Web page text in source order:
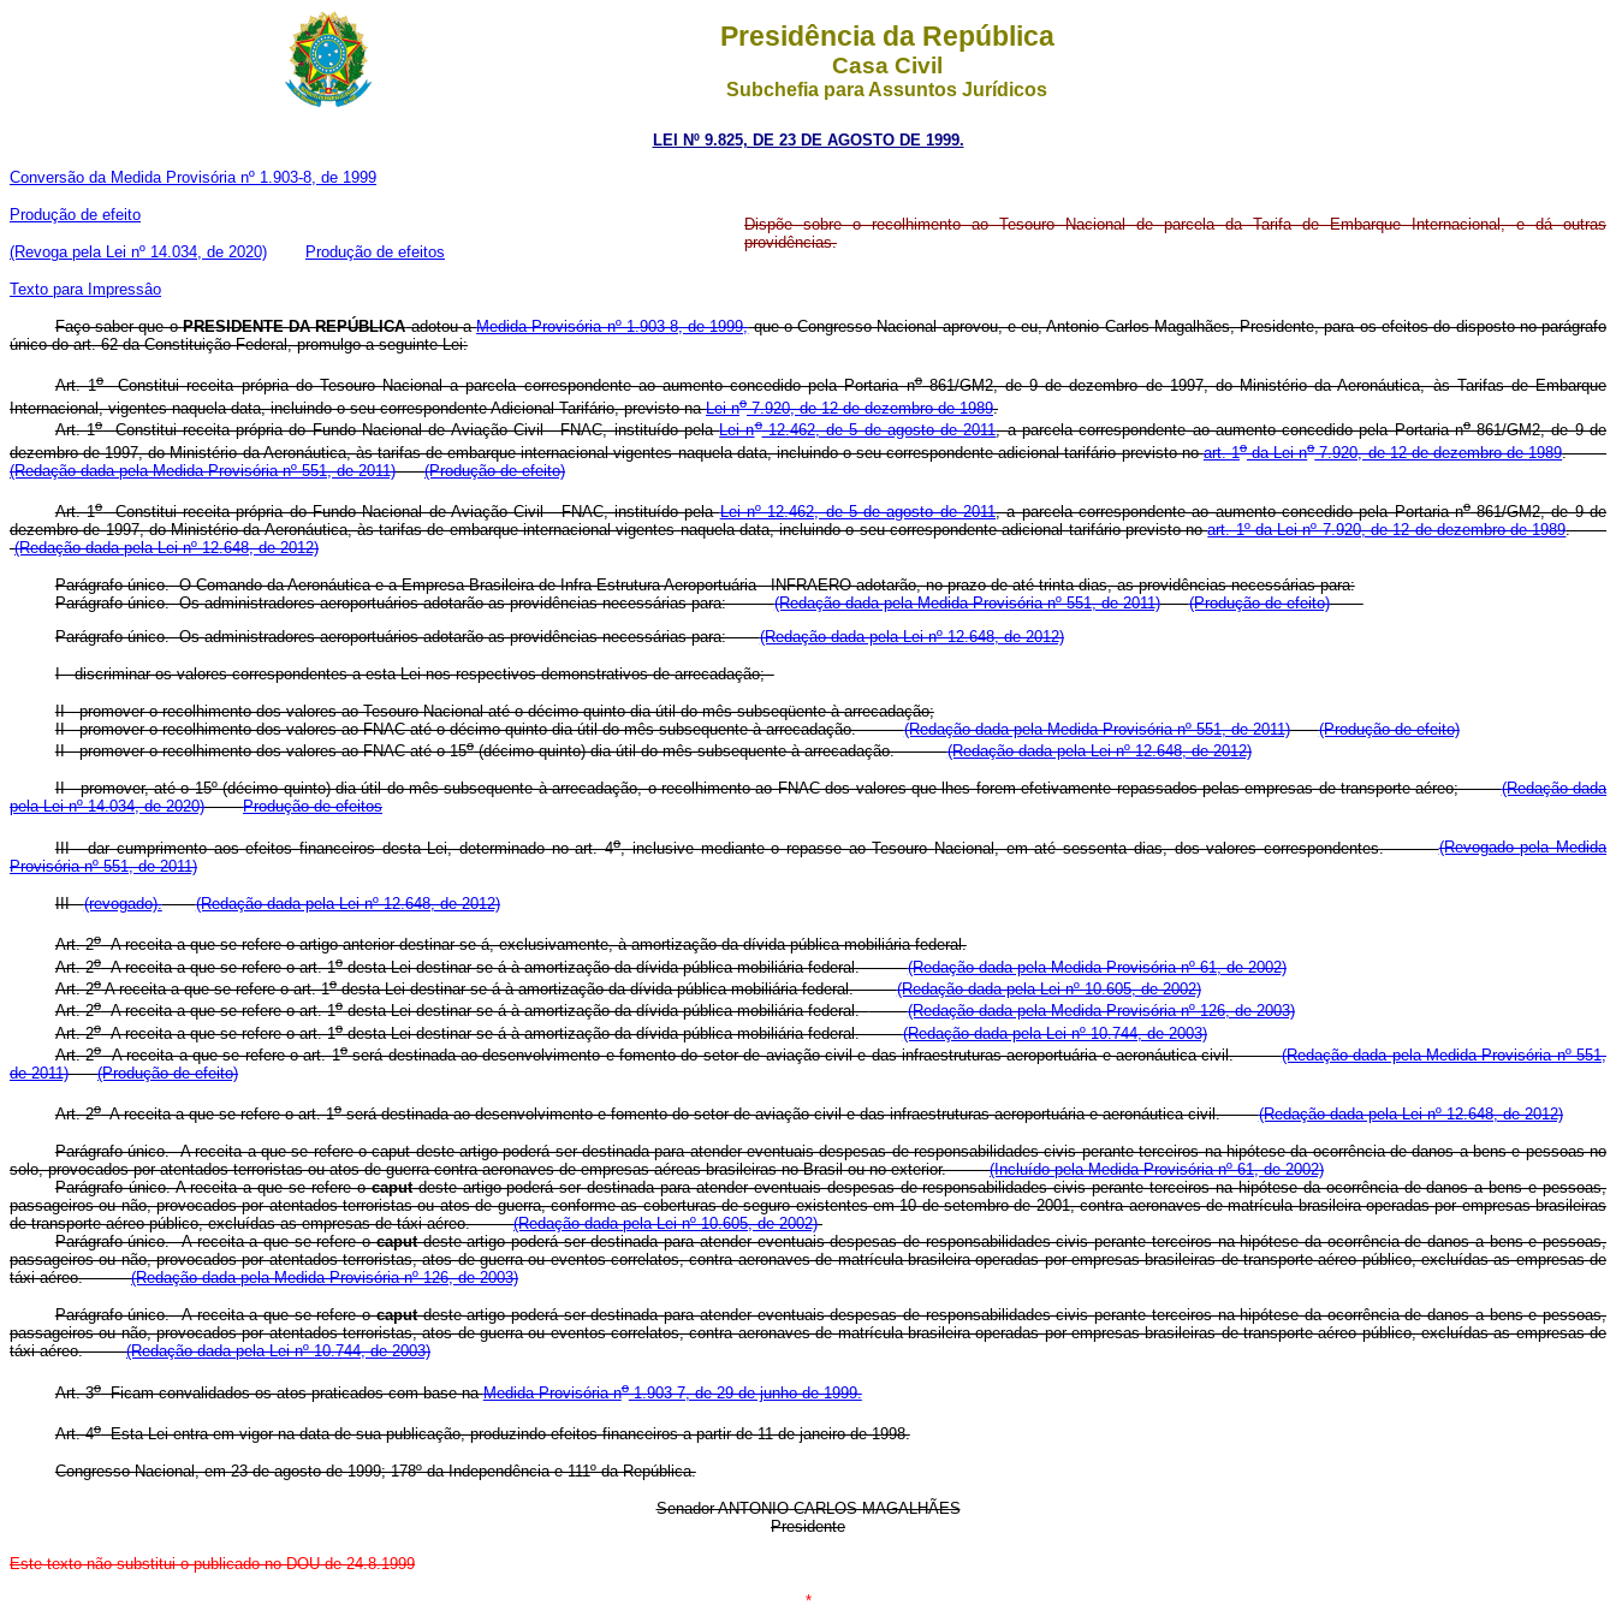
Presidência da República
Casa Civil
Subchefia para Assuntos Jurídicos
LEI Nº 9.825, DE 23 DE AGOSTO DE 1999.
Conversão da Medida Provisória nº 1.903-8, de 1999
Produção de efeito
(Revoga pela Lei nº 14.034, de 2020) Produção de efeitos
Texto para Impressâo
Dispõe sobre o recolhimento ao Tesouro Nacional de parcela da Tarifa de Embarque Internacional, e dá outras
providências.
Faço saber que oPRESIDENTE DA REPÚBLICAadotou aMedida Provisória nº 1.903-8, de 1999,que o Congresso Nacional aprovou, e eu, Antonio Carlos Magalhães, Presidente, para os efeitos do disposto no parágrafo
único do art. 62 da Constituição Federal, promulgo a seguinte Lei:
Art. 1oConstitui receita própria do Tesouro Nacional a parcela correspondente ao aumento concedido pela Portaria no861/GM2, de 9 de dezembro de 1997, do Ministério da Aeronáutica, às Tarifas de Embarque
Internacional, vigentes naquela data, incluindo o seu correspondente Adicional Tarifário, previsto naLei no7.920, de 12 de dezembro de 1989.
Art. 1oConstitui receita própria do Fundo Nacional de Aviação Civil - FNAC, instituído pelaLei no12.462, de 5 de agosto de 2011, a parcela correspondente ao aumento concedido pela Portaria no861/GM2, de 9 de
dezembro de 1997, do Ministério da Aeronáutica, às tarifas de embarque internacional vigentes naquela data, incluindo o seu correspondente adicional tarifário previsto noart. 1oda Lei no7.920, de 12 de dezembro de 1989.
(Redação dada pela Medida Provisória nº 551, de 2011)
(Produção de efeito)
Art. 1oConstitui receita própria do Fundo Nacional de Aviação Civil - FNAC, instituído pelaLei nº 12.462, de 5 de agosto de 2011, a parcela correspondente ao aumento concedido pela Portaria no861/GM2, de 9 de
dezembro de 1997, do Ministério da Aeronáutica, às tarifas de embarque internacional vigentes naquela data, incluindo o seu correspondente adicional tarifário previsto noart. 1º da Lei nº 7.920, de 12 de dezembro de 1989.
(Redação dada pela Lei nº 12.648, de 2012)
Parágrafo único. O Comando da Aeronáutica e a Empresa Brasileira de Infra-Estrutura Aeroportuária - INFRAERO adotarão, no prazo de até trinta dias, as providências necessárias para:
Parágrafo único. Os administradores aeroportuários adotarão as providências necessárias para:(Redação dada pela Medida Provisória nº 551, de 2011)
(Produção de efeito)
Parágrafo único. Os administradores aeroportuários adotarão as providências necessárias para:(Redação dada pela Lei nº 12.648, de 2012)
I - discriminar os valores correspondentes a esta Lei nos respectivos demonstrativos de arrecadação;
II - promover o recolhimento dos valores ao Tesouro Nacional até o décimo quinto dia útil do mês subseqüente à arrecadação;
II - promover o recolhimento dos valores ao FNAC até o décimo quinto dia útil do mês subsequente à arrecadação.(Redação dada pela Medida Provisória nº 551, de 2011)
(Produção de efeito)
II - promover o recolhimento dos valores ao FNAC até o 15o(décimo quinto) dia útil do mês subsequente à arrecadação.(Redação dada pela Lei nº 12.648, de 2012)
II - promover, até o 15º (décimo quinto) dia útil do mês subsequente à arrecadação, o recolhimento ao FNAC dos valores que lhes forem efetivamente repassados pelas empresas de transporte aéreo;(Redação dada
pela Lei nº 14.034, de 2020)
Produção de efeitos
III - dar cumprimento aos efeitos financeiros desta Lei, determinado no art. 4o, inclusive mediante o repasse ao Tesouro Nacional, em até sessenta dias, dos valores correspondentes.(Revogado pela Medida
Provisória nº 551, de 2011)
III -(revogado). (Redação dada pela Lei nº 12.648, de 2012)
Art. 2oA receita a que se refere o artigo anterior destinar-se-á, exclusivamente, à amortização da dívida pública mobiliária federal.
Art. 2oA receita a que se refere o art. 1odesta Lei destinar-se-á à amortização da dívida pública mobiliária federal.(Redação dada pela Medida Provisória nº 61, de 2002)
Art. 2oA receita a que se refere o art. 1odesta Lei destinar-se-á à amortização da dívida pública mobiliária federal.(Redação dada pela Lei nº 10.605, de 2002)
Art. 2oA receita a que se refere o art. 1odesta Lei destinar-se-á à amortização da dívida pública mobiliária federal.
(Redação dada pela Medida Provisória nº 126, de 2003)
Art. 2oA receita a que se refere o art. 1odesta Lei destinar-se-á à amortização da dívida pública mobiliária federal.(Redação dada pela Lei nº 10.744, de 2003)
Art. 2oA receita a que se refere o art. 1oserá destinada ao desenvolvimento e fomento do setor de aviação civil e das infraestruturas aeroportuária e aeronáutica civil.(Redação dada pela Medida Provisória nº 551,
de 2011)
(Produção de efeito)
Art. 2oA receita a que se refere o art. 1oserá destinada ao desenvolvimento e fomento do setor de aviação civil e das infraestruturas aeroportuária e aeronáutica civil.(Redação dada pela Lei nº 12.648, de 2012)
Parágrafo único. A receita a que se refere o caput deste artigo poderá ser destinada para atender eventuais despesas de responsabilidades civis perante terceiros na hipótese da ocorrência de danos a bens e pessoas no
solo, provocados por atentados terroristas ou atos de guerra contra aeronaves de empresas aéreas brasileiras no Brasil ou no exterior.(Incluído pela Medida Provisória nº 61, de 2002)
Parágrafo único. A receita a que se refere ocaputdeste artigo poderá ser destinada para atender eventuais despesas de responsabilidades civis perante terceiros na hipótese da ocorrência de danos a bens e pessoas,
passageiros ou não, provocados por atentados terroristas ou atos de guerra, conforme as coberturas de seguro existentes em 10 de setembro de 2001, contra aeronaves de matrícula brasileira operadas por empresas brasileiras
de transporte aéreo público, excluídas as empresas de táxi aéreo.(Redação dada pela Lei nº 10.605, de 2002)
Parágrafo único. A receita a que se refere ocaputdeste artigo poderá ser destinada para atender eventuais despesas de responsabilidades civis perante terceiros na hipótese da ocorrência de danos a bens e pessoas,
passageiros ou não, provocados por atentados terroristas, atos de guerra ou eventos correlatos, contra aeronaves de matrícula brasileira operadas por empresas brasileiras de transporte aéreo público, excluídas as empresas de
táxi aéreo.
(Redação dada pela Medida Provisória nº 126, de 2003)
Parágrafo único. A receita a que se refere ocaputdeste artigo poderá ser destinada para atender eventuais despesas de responsabilidades civis perante terceiros na hipótese da ocorrência de danos a bens e pessoas,
passageiros ou não, provocados por atentados terroristas, atos de guerra ou eventos correlatos, contra aeronaves de matrícula brasileira operadas por empresas brasileiras de transporte aéreo público, excluídas as empresas de
táxi aéreo.(Redação dada pela Lei nº 10.744, de 2003)
Art. 3oFicam convalidados os atos praticados com base naMedida Provisória no1.903-7, de 29 de junho de 1999.
Art. 4oEsta Lei entra em vigor na data de sua publicação, produzindo efeitos financeiros a partir de 11 de janeiro de 1998.
Congresso Nacional, em 23 de agosto de 1999; 178º da Independência e 111º da República.
Senador ANTONIO CARLOS MAGALHÃES
Presidente
Este texto não substitui o publicado no DOU de 24.8.1999
*